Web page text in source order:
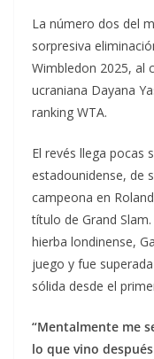
La número dos del
sorpresiva
Wimbledon 2025, al
ucraniana Dayana
ranking WTA.
El revés llega pocas
estadounidense, de
campeona en
título de Grand
hierba londinense,
juego y fue
sólida desde el
“Mentalmente me
lo que vino